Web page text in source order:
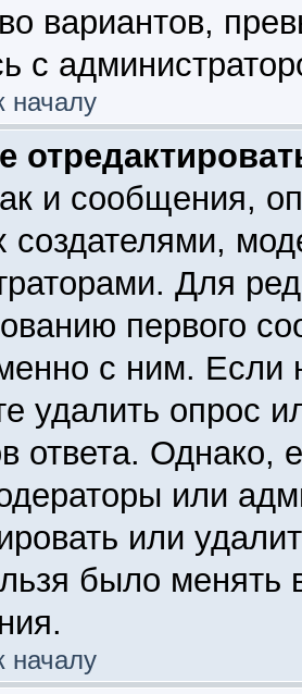
вариантов,
с
началу
и сообщения,
создателями,
Для
первого
с ним. Если
удалить опрос
ответа. Однако,
или
или
было менять
началу